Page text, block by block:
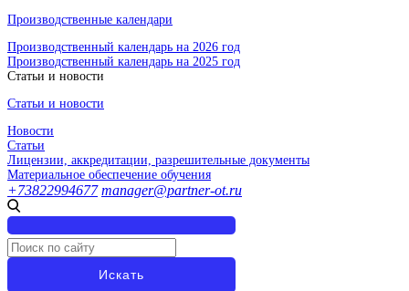
Производственные календари
Производственный календарь на 2026 год
Производственный календарь на 2025 год
Статьи и новости
Статьи и новости
Новости
Статьи
Лицензии, аккредитации, разрешительные документы
Материальное обеспечение обучения
+73822994677 manager@partner-ot.ru